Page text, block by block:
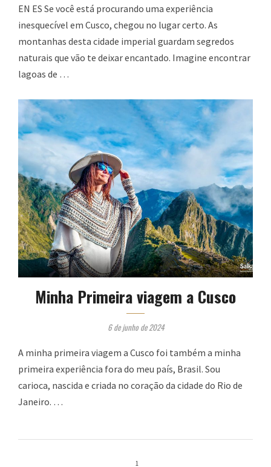
EN ES Se você está procurando uma experiência
inesquecível em Cusco, chegou no lugar certo. As
montanhas desta cidade imperial guardam segredos
naturais que vão te deixar encantado. Imagine encontrar
lagoas de …
Minha Primeira viagem a Cusco
6 de junho de 2024
A minha primeira viagem a Cusco foi também a minha
primeira experiência fora do meu país, Brasil. Sou
carioca, nascida e criada no coração da cidade do Rio de
Janeiro. …
1